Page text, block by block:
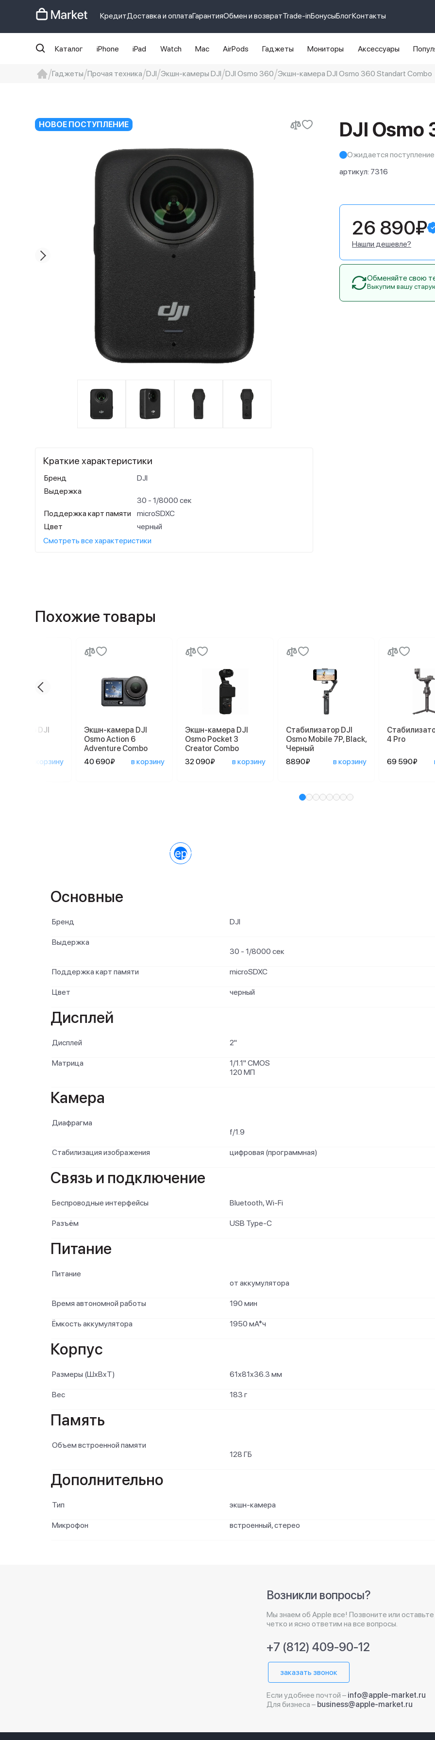
КредитДоставка и оплатаГарантияОбмен и возвратTrade-inБонусыБлогКонтакты
Каталог iPhone iPad Watch Mac AirPods Гаджеты Мониторы Аксессуары
Гаджеты Прочая техника DJI Экшн-камеры DJI DJI Osmo 360 Экшн-камера DJI Osmo 360 Standart Combo
НОВОЕ ПОСТУПЛЕНИЕ DJI Osmo
Ожидается поступление
артикул: 7316
Краткие характеристики
Бренд
DJI
Выдержка
30 - 1/8000 сек
Поддержка карт памяти
microSDXC
Цвет
черный
Смотреть все характеристики
26 890₽
Нашли дешевле?
Обменяйте свою
Выкупим вашу
Похожие товары
DJI
в корзину
Экшн-камера DJI
Osmo Action 6
Adventure Combo
40 690₽
в корзину
Экшн-камера DJI
Osmo Pocket 3
Creator Combo
32 090₽
в корзину
Стабилизатор DJI
Osmo Mobile 7P, Black,
Черный
8890₽
в корзину
4 Pro
69 590₽
Характеристики
Основные
Бренд DJI
Выдержка
30 - 1/8000 сек
Поддержка карт памяти microSDXC
Цвет черный
Дисплей
Дисплей 2"
Матрица
1/1.1" CMOS
120 МП
Камера
Диафрагма
f/1.9
Стабилизация изображения цифровая (программная)
Связь и подключение
Беспроводные интерфейсы Bluetooth, Wi-Fi
Разъём USB Type-C
Питание
Питание
от аккумулятора
Время автономной работы 190 мин
Ёмкость аккумулятора 1950 мА*ч
Корпус
Размеры (ШxВxТ) 61х81х36.3 мм
Вес 183 г
Память
Объем встроенной памяти
128 ГБ
Дополнительно
Тип экшн-камера
Микрофон встроенный, стерео
Возникли вопросы?
Мы знаем об Apple все! Позвоните или
четко и ясно ответим на все вопросы.
+7 (812) 409-90-12
заказать звонок
Если удобнее почтой – info@apple-market.ru
Для бизнеса – business@apple-market.ru